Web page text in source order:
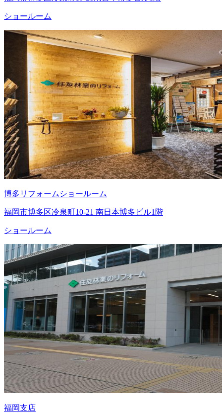
ショールーム
博多リフォームショールーム
福岡市博多区冷泉町10-21 南日本博多ビル1階
ショールーム
福岡支店